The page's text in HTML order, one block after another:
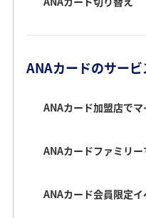
ANAカードのサービ
ANAカード加盟店で
ANAカードファミリ
ANAカード会員限定イ